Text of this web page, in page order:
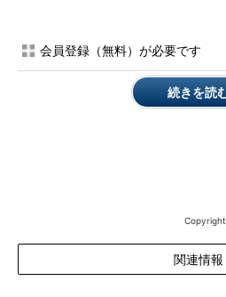
6つと言いましたが、その半分は「
（Windows Media Playerなどのメデ
Enterpriseエディションだから
会員登録（無料）が必要です
続きを読
関連情報